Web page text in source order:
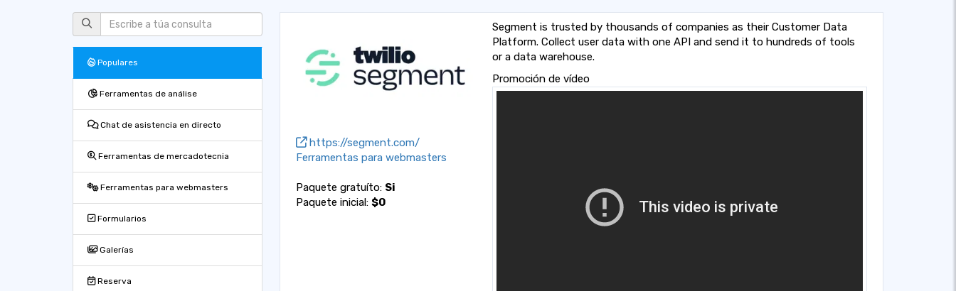
Populares
Ferramentas de análise
Chat de asistencia en directo
Ferramentas de mercadotecnia
Ferramentas para webmasters
Formularios
Galerías
Reserva
https://segment.com/
Ferramentas para webmasters
Paquete gratuíto: Si
Paquete inicial: $0
Segment is trusted by thousands of companies as their Customer Data
Platform. Collect user data with one API and send it to hundreds of tools
or a data warehouse.
Promoción de vídeo